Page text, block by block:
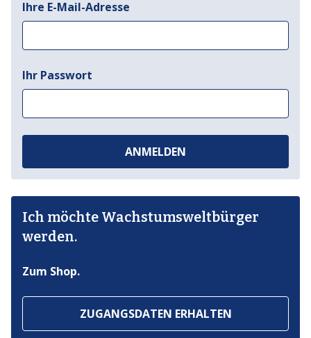
Ihre E-Mail-Adresse
Ihr Passwort
ANMELDEN
Ich möchte Wachstumsweltbürger
werden.
Zum Shop.
ZUGANGSDATEN ERHALTEN